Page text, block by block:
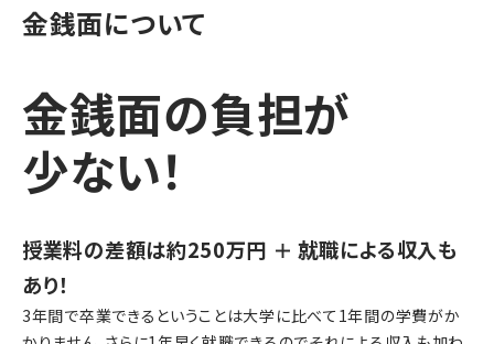
金銭面について
金銭面の負担が
少ない！
授業料の差額は約250万円 ＋ 就職による収入も
あり！
3年間で卒業できるということは大学に比べて1年間の学費がか